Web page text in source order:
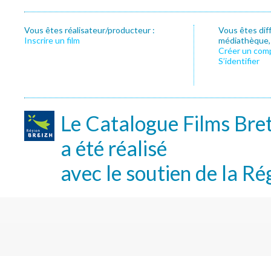
Vous êtes réalisateur/producteur :
Inscrire un film
Vous êtes
Créer un
S’identifier
Le Catalogue Films
a été réalisé
avec le soutien de la